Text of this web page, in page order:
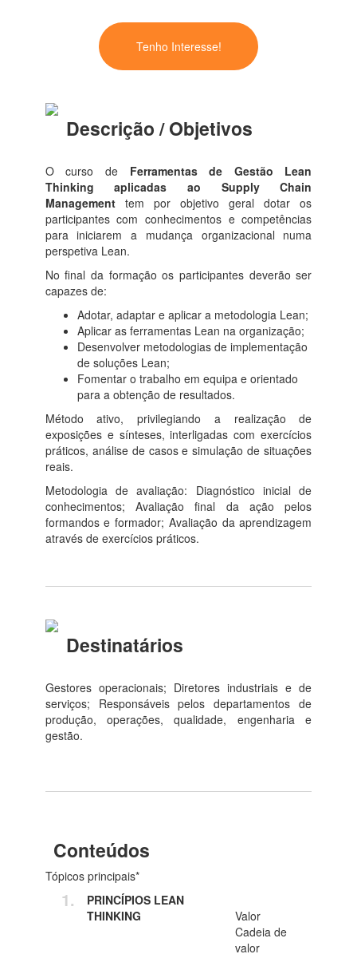
Tenho Interesse!
Descrição / Objetivos
O curso de Ferramentas de Gestão Lean
Thinking aplicadas ao Supply Chain
Managementtem por objetivo geral dotar os
participantes com conhecimentos e competências
para iniciarem a mudança organizacional numa
perspetiva Lean.
No final da formação os participantes deverão ser
capazes de:
Adotar, adaptar e aplicar a metodologia Lean;
Aplicar as ferramentas Lean na organização;
Desenvolver metodologias de implementação
de soluções Lean;
Fomentar o trabalho em equipa e orientado
para a obtenção de resultados.
Método ativo, privilegiando a realização de
exposições e sínteses, interligadas com exercícios
práticos, análise de casos e simulação de situações
reais.
Metodologia de avaliação: Diagnóstico inicial de
conhecimentos; Avaliação final da ação pelos
formandos e formador; Avaliação da aprendizagem
através de exercícios práticos.
Destinatários
Gestores operacionais; Diretores industriais e de
serviços; Responsáveis pelos departamentos de
produção, operações, qualidade, engenharia e
gestão.
Conteúdos
Tópicos principais*
PRINCÍPIOS LEAN
THINKING
Valor
Cadeia de
valor